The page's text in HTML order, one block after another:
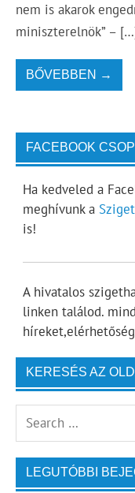
nem is akarok
miniszterelnök” –
BŐVEBBEN →
FACEBOOK
Ha kedveled a
meghívunk a
is!
A hivatalos
linken találod.
KERESÉS AZ
LEGUTÓBBI